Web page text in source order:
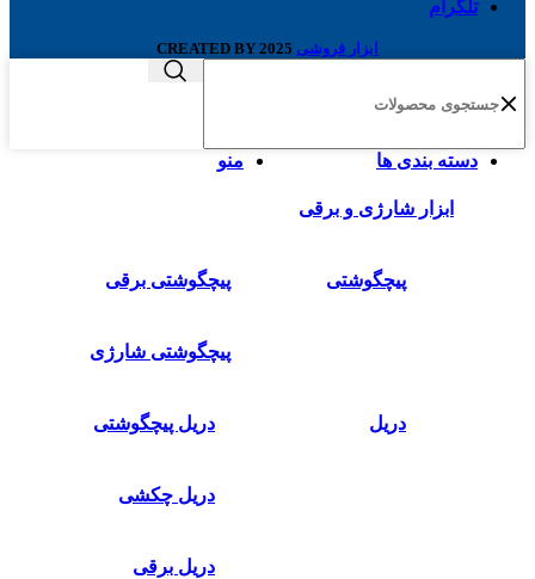
تلگرام
ابزار فروشی 2025 CREATED BY
منو دسته بندی ها
ابزار شارژی و برقی
پیچگوشتی پیچگوشتی برقی
پیچگوشتی شارژی
دریل دریل پیچگوشتی
دریل چکشی
دریل برقی